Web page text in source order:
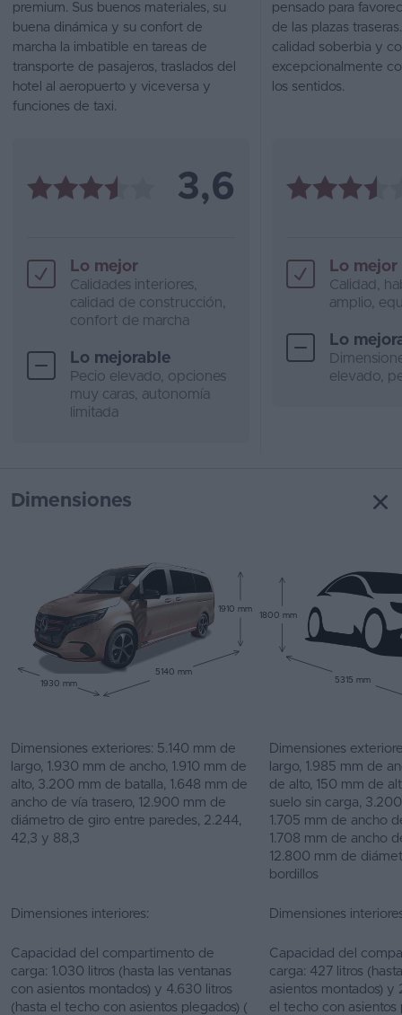
Ventas
de
coches
2026
premium. Sus buenos materiales, su
buena dinámica y su confort de
marcha la imbatible en tareas de
transporte de pasajeros, traslados del
hotel al aeropuerto y viceversa y
funciones de taxi.
pensado para
de las plazas
calidad soberbia y
excepcionalmente
los sentidos.
3,6
Lo mejor
Calidades interiores,
calidad de construcción,
confort de marcha
Lo mejorable
Pecio elevado, opciones
muy caras, autonomía
limitada
Lo mejor
Calidad,
amplio,
Lo
elevado,
Dimensiones
1910 mm
5140 mm
1930 mm
1800 mm
5315 mm
Dimensiones exteriores: 5.140 mm de
largo, 1.930 mm de ancho, 1.910 mm de
alto, 3.200 mm de batalla, 1.648 mm de
ancho de vía trasero, 12.900 mm de
diámetro de giro entre paredes, 2.244,
42,3 y 88,3
Dimensiones
largo, 1.985 mm de
de alto, 150 mm de
suelo sin carga,
1.705 mm de ancho
1.708 mm de ancho
12.800 mm de
bordillos
Dimensiones interiores: Dimensiones
Capacidad del compartimento de
carga: 1.030 litros (hasta las ventanas
con asientos montados) y 4.630 litros
(hasta el techo con asientos plegados) (
Capacidad del
carga: 427 litros
asientos montados) y
el techo con asientos